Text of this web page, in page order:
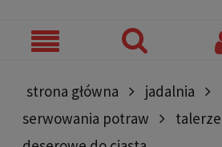
strona główna jadalnia
serwowania potraw
talerze